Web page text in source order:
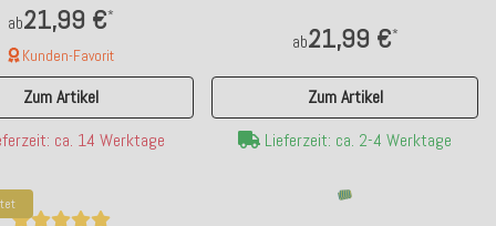
ab21,99 €*
Kunden-Favorit
Zum Artikel
ca. 14 Werktage
ab21,99 €*
Zum Artikel
Lieferzeit: ca. 2-4 Werktage
49,90 €*
110,00 €
Bald wieder verfügbar
19,90 €*
Bald wieder